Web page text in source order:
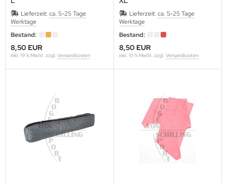
Lieferzeit: ca. 5-25 Tage
Werktage
Bestand:
8,50 EUR
inkl. 19 % MwSt. zzgl. Versandkosten
Lieferzeit: ca. 5-25 Tage
Werktage
Bestand:
8,50 EUR
inkl. 19 % MwSt. zzgl. Versandkosten